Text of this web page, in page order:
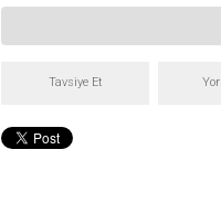
Tavsiye Et